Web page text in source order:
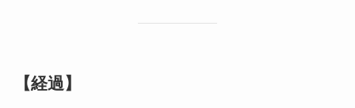
【経過】